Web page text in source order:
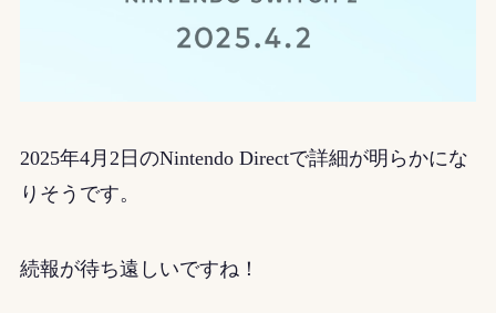
2025年4月2日のNintendo Directで詳細が明らかにな
りそうです。
続報が待ち遠しいですね！